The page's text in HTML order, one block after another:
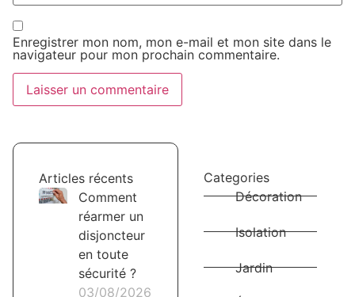
Enregistrer mon nom, mon e-mail et mon site dans le
navigateur pour mon prochain commentaire.
Articles récents
Comment
réarmer un
disjoncteur
en toute
sécurité ?
03/08/2026
Categories
Décoration
Isolation
Jardin